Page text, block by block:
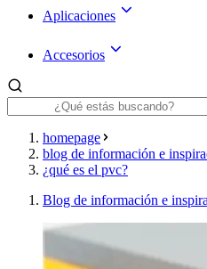
Aplicaciones
Accesorios
homepage
blog de información e
¿qué es el pvc?
Blog de información e